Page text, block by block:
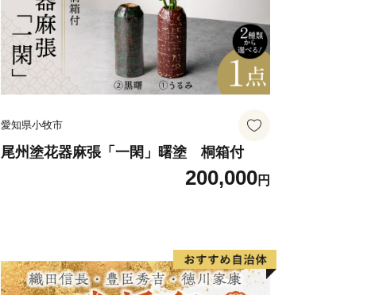
愛知県小牧市
尾州塗花器麻張「一閑」曙塗 桐箱付
200,000円